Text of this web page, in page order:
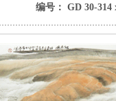
编号： GD 30-314